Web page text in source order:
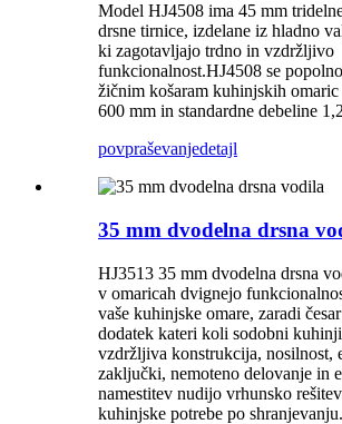
Model HJ4508 ima 45 mm
drsne tirnice, izdelane iz hladno
ki zagotavljajo trdno in vzdržljivo
funkcionalnost.HJ4508 se
žičnim košaram kuhinjskih
600 mm in standardne debeline
povpraševanjedetajl
35 mm dvodelna drsna
HJ3513 35 mm dvodelna drsna
v omaricah dvignejo
vaše kuhinjske omare, zaradi
dodatek kateri koli sodobni
vzdržljiva konstrukcija, nosilnost,
zaključki, nemoteno delovanje in
namestitev nudijo vrhunsko
kuhinjske potrebe po shranjevanju.